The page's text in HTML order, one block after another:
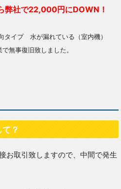
弊社で22,000円にDOWN！
タイプ 水が漏れている（室内機
無事復旧致しました。
？
お取引致しますので、中間で発生